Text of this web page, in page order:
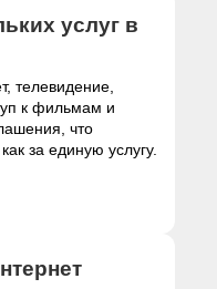
услуг в
телевидение,
к фильмам и
что
за единую услугу.